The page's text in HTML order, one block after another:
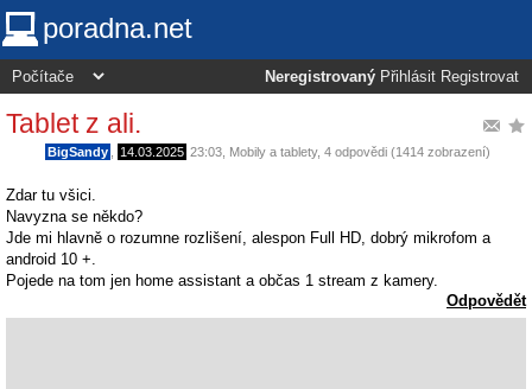
poradna.net
Neregistrovaný Přihlásit Registrovat
Tablet z ali.
BigSandy 14.03.2025 23:03 Mobily a tablety, 4 odpovědi (1414 zobrazení)
Zdar tu všici.
Navyzna se někdo?
Jde mi hlavně o rozumne rozlišení, alespon Full HD, dobrý mikrofom a
android 10 +.
Pojede na tom jen home assistant a občas 1 stream z kamery.
Odpovědět